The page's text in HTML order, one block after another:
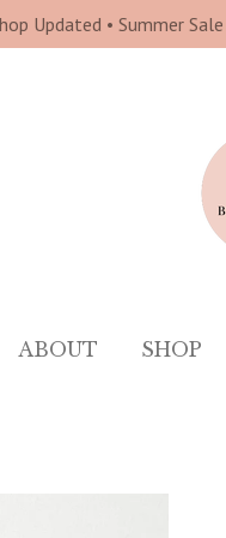
Updated • Summer
ABOUT SHOP